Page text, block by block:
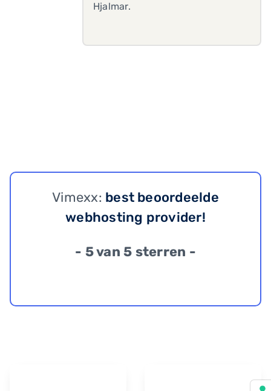
Hjalmar.
Vimexx: best beoordeelde
webhosting provider!
- 5 van 5 sterren -